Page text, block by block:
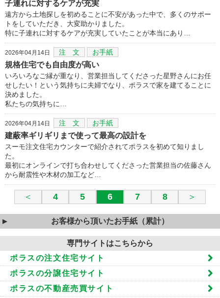
子連れに対するケアが充実
遠方から土地探しを初めることに不安があった中で、多くのサポー
トをしていただき、大変助かりました。
特に子連れに対するケアが充実していたことが本当にあり…
2026年04月14日 注 文 お手紙
規格住宅でも自由度が高い
いろいろなご縁が重なり、営業担当してくださった星野さんにお任
せしたい！という気持ちに夫婦でなり、ポラスで家を建てることに
決めました。
私たちの気持ちに…
2026年04月14日 注 文 お手紙
建蔽率ギリギリまで使って最高の設計を
スーモ注文住宅カウンターで紹介されてポラスを初めて知りまし
た。
最初にオンラインで打ち合わせしてくださった営業担当の佐藤さん
から耐震性や木材の加工など…
＜ 4 5 6 7 8 ＞
お客様から頂いたお手紙（累計）
専門サイトはこちらから
ポラスの注文住宅サイト
ポラスの分譲住宅サイト
ポラスの不動産売買サイト